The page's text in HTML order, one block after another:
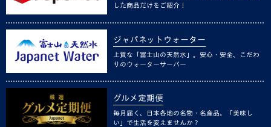
した商品だけをご紹介！
ジャパネットウォーター
上質な「富士山の天然水」。安心・安全、こだわ
りのウォーターサーバー
グルメ定期便
毎月届く、日本各地の名物・名産品。「美味し
い」で生活を変えませんか？